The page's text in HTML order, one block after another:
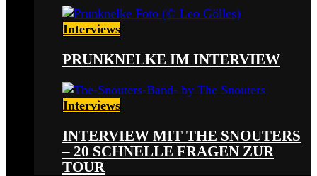
Interviews
PRUNKNELKE IM INTERVIEW
Interviews
INTERVIEW MIT THE SNOUTERS
– 20 SCHNELLE FRAGEN ZUR
TOUR